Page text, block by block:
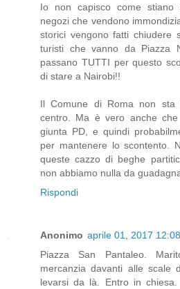
Io non capisco come stiano
negozi che vendono
storici vengono fatti chiudere
turisti che vanno da Piazza
passano TUTTI per questo
di stare a Nairobi!!
Il Comune di Roma non
centro. Ma è vero anche
giunta PD, e quindi
per mantenere lo scontento.
queste cazzo di beghe
non abbiamo nulla da
Rispondi
Anonimo aprile 01, 2017
Piazza San Pantaleo.
mercanzia davanti alle scale
levarsi da là. Entro in